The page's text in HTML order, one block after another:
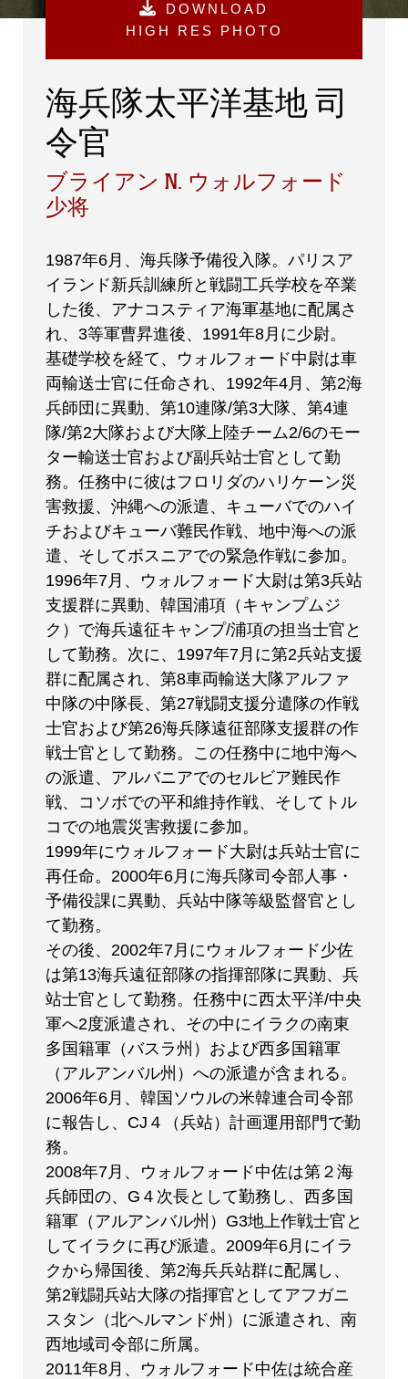
DOWNLOAD
HIGH RES PHOTO
海兵隊太平洋基地 司
令官
ブライアン N. ウォルフォード
少将
1987年6月、海兵隊予備役入隊。パリスア
イランド新兵訓練所と戦闘工兵学校を卒業
した後、アナコスティア海軍基地に配属さ
れ、3等軍曹昇進後、1991年8月に少尉。
基礎学校を経て、ウォルフォード中尉は車
両輸送士官に任命され、1992年4月、第2海
兵師団に異動、第10連隊/第3大隊、第4連
隊/第2大隊および大隊上陸チーム2/6のモー
ター輸送士官および副兵站士官として勤
務。任務中に彼はフロリダのハリケーン災
害救援、沖縄への派遣、キューバでのハイ
チおよびキューバ難民作戦、地中海への派
遣、そしてボスニアでの緊急作戦に参加。
1996年7月、ウォルフォード大尉は第3兵站
支援群に異動、韓国浦項（キャンプムジ
ク）で海兵遠征キャンプ/浦項の担当士官と
して勤務。次に、1997年7月に第2兵站支援
群に配属され、第8車両輸送大隊アルファ
中隊の中隊長、第27戦闘支援分遣隊の作戦
士官および第26海兵隊遠征部隊支援群の作
戦士官として勤務。この任務中に地中海へ
の派遣、アルバニアでのセルビア難民作
戦、コソボでの平和維持作戦、そしてトル
コでの地震災害救援に参加。
1999年にウォルフォード大尉は兵站士官に
再任命。2000年6月に海兵隊司令部人事・
予備役課に異動、兵站中隊等級監督官とし
て勤務。
その後、2002年7月にウォルフォード少佐
は第13海兵遠征部隊の指揮部隊に異動、兵
站士官として勤務。任務中に西太平洋/中央
軍へ2度派遣され、その中にイラクの南東
多国籍軍（バスラ州）および西多国籍軍
（アルアンバル州）への派遣が含まれる。
2006年6月、韓国ソウルの米韓連合司令部
に報告し、CJ４（兵站）計画運用部門で勤
務。
2008年7月、ウォルフォード中佐は第２海
兵師団の、G４次長として勤務し、西多国
籍軍（アルアンバル州）G3地上作戦士官と
してイラクに再び派遣。2009年6月にイラ
クから帰国後、第2海兵兵站群に配属し、
第2戦闘兵站大隊の指揮官としてアフガニ
スタン（北ヘルマンド州）に派遣され、南
西地域司令部に所属。
2011年8月、ウォルフォード中佐は統合産